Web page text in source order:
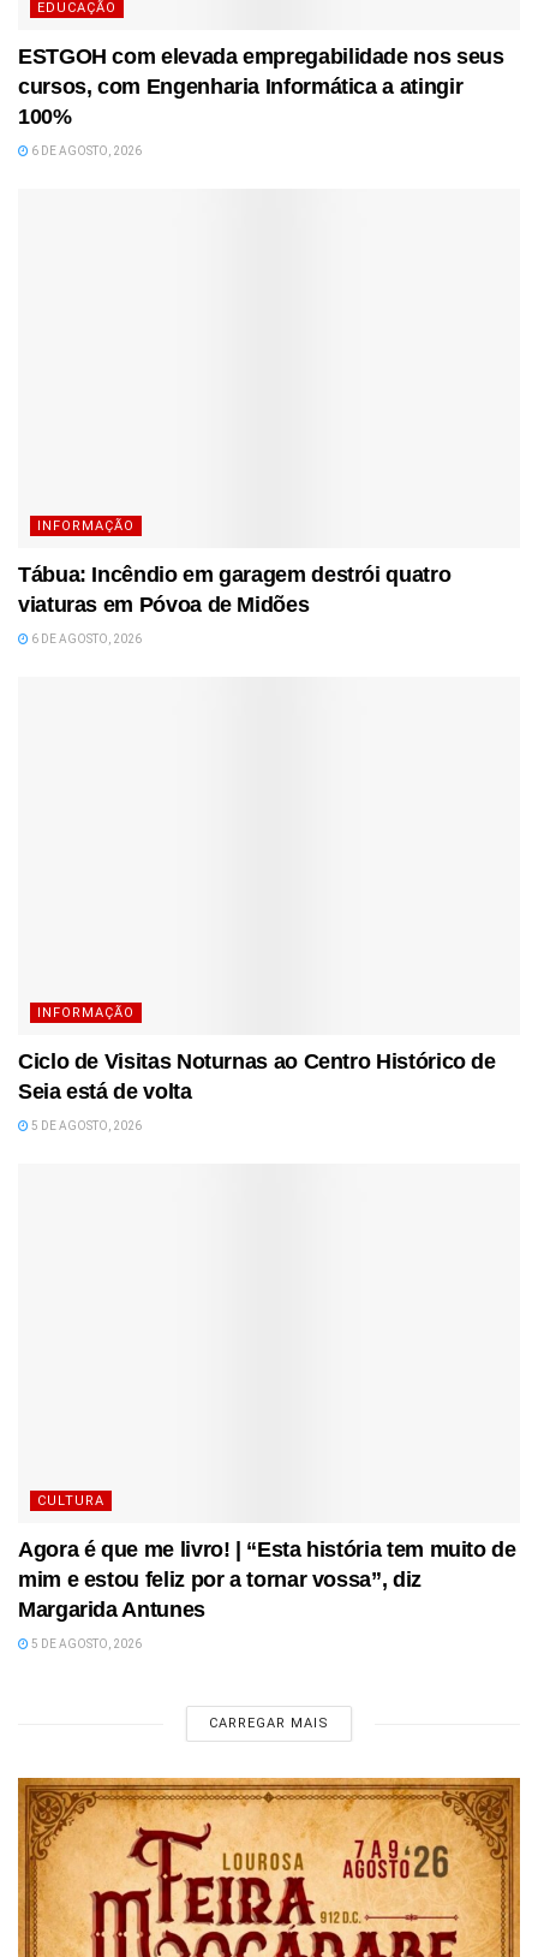
EDUCAÇÃO
ESTGOH com elevada empregabilidade nos seus
cursos, com Engenharia Informática a atingir
100%
6 DE AGOSTO, 2026
INFORMAÇÃO
Tábua: Incêndio em garagem destrói quatro
viaturas em Póvoa de Midões
6 DE AGOSTO, 2026
INFORMAÇÃO
Ciclo de Visitas Noturnas ao Centro Histórico de
Seia está de volta
5 DE AGOSTO, 2026
CULTURA
Agora é que me livro! | “Esta história tem muito de
mim e estou feliz por a tornar vossa”, diz
Margarida Antunes
5 DE AGOSTO, 2026
CARREGAR MAIS